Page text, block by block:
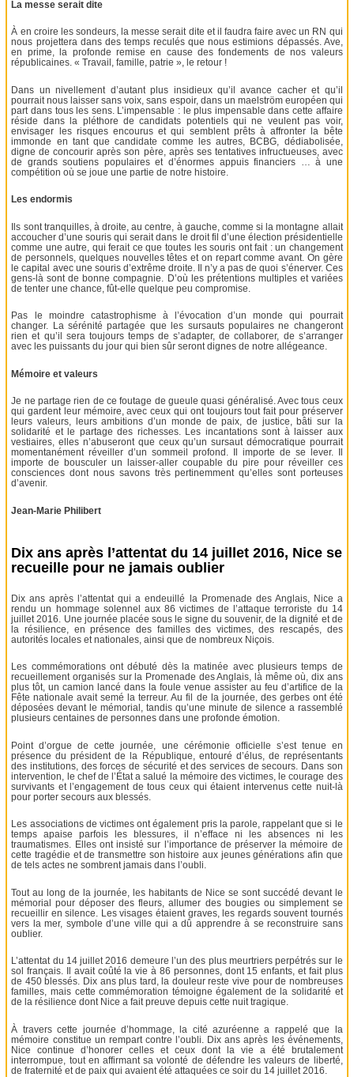
La messe serait dite
À en croire les sondeurs, la messe serait dite et il faudra faire avec un RN qui
nous projettera dans des temps reculés que nous estimions dépassés. Ave,
en prime, la profonde remise en cause des fondements de nos valeurs
républicaines. « Travail, famille, patrie », le retour !
Dans un nivellement d’autant plus insidieux qu’il avance cacher et qu’il
pourrait nous laisser sans voix, sans espoir, dans un maelström européen qui
part dans tous les sens. L’impensable : le plus impensable dans cette affaire
réside dans la pléthore de candidats potentiels qui ne veulent pas voir,
envisager les risques encourus et qui semblent prêts à affronter la bête
immonde en tant que candidate comme les autres, BCBG, dédiabolisée,
digne de concourir après son père, après ses tentatives infructueuses, avec
de grands soutiens populaires et d’énormes appuis financiers … à une
compétition où se joue une partie de notre histoire.
Les endormis
Ils sont tranquilles, à droite, au centre, à gauche, comme si la montagne allait
accoucher d’une souris qui serait dans le droit fil d’une élection présidentielle
comme une autre, qui ferait ce que toutes les souris ont fait : un changement
de personnels, quelques nouvelles têtes et on repart comme avant. On gère
le capital avec une souris d’extrême droite. Il n’y a pas de quoi s’énerver. Ces
gens-là sont de bonne compagnie. D’où les prétentions multiples et variées
de tenter une chance, fût-elle quelque peu compromise.
Pas le moindre catastrophisme à l’évocation d’un monde qui pourrait
changer. La sérénité partagée que les sursauts populaires ne changeront
rien et qu’il sera toujours temps de s’adapter, de collaborer, de s’arranger
avec les puissants du jour qui bien sûr seront dignes de notre allégeance.
Mémoire et valeurs
Je ne partage rien de ce foutage de gueule quasi généralisé. Avec tous ceux
qui gardent leur mémoire, avec ceux qui ont toujours tout fait pour préserver
leurs valeurs, leurs ambitions d’un monde de paix, de justice, bâti sur la
solidarité et le partage des richesses. Les incantations sont à laisser aux
vestiaires, elles n’abuseront que ceux qu’un sursaut démocratique pourrait
momentanément réveiller d’un sommeil profond. Il importe de se lever. Il
importe de bousculer un laisser-aller coupable du pire pour réveiller ces
consciences dont nous savons très pertinemment qu’elles sont porteuses
d’avenir.
Jean-Marie Philibert
Dix ans après l’attentat du 14 juillet 2016, Nice se
recueille pour ne jamais oublier
Dix ans après l’attentat qui a endeuillé la Promenade des Anglais, Nice a
rendu un hommage solennel aux 86 victimes de l’attaque terroriste du 14
juillet 2016. Une journée placée sous le signe du souvenir, de la dignité et de
la résilience, en présence des familles des victimes, des rescapés, des
autorités locales et nationales, ainsi que de nombreux Niçois.
Les commémorations ont débuté dès la matinée avec plusieurs temps de
recueillement organisés sur la Promenade des Anglais, là même où, dix ans
plus tôt, un camion lancé dans la foule venue assister au feu d’artifice de la
Fête nationale avait semé la terreur. Au fil de la journée, des gerbes ont été
déposées devant le mémorial, tandis qu’une minute de silence a rassemblé
plusieurs centaines de personnes dans une profonde émotion.
Point d’orgue de cette journée, une cérémonie officielle s’est tenue en
présence du président de la République, entouré d’élus, de représentants
des institutions, des forces de sécurité et des services de secours. Dans son
intervention, le chef de l’État a salué la mémoire des victimes, le courage des
survivants et l’engagement de tous ceux qui étaient intervenus cette nuit-là
pour porter secours aux blessés.
Les associations de victimes ont également pris la parole, rappelant que si le
temps apaise parfois les blessures, il n’efface ni les absences ni les
traumatismes. Elles ont insisté sur l’importance de préserver la mémoire de
cette tragédie et de transmettre son histoire aux jeunes générations afin que
de tels actes ne sombrent jamais dans l’oubli.
Tout au long de la journée, les habitants de Nice se sont succédé devant le
mémorial pour déposer des fleurs, allumer des bougies ou simplement se
recueillir en silence. Les visages étaient graves, les regards souvent tournés
vers la mer, symbole d’une ville qui a dû apprendre à se reconstruire sans
oublier.
L’attentat du 14 juillet 2016 demeure l’un des plus meurtriers perpétrés sur le
sol français. Il avait coûté la vie à 86 personnes, dont 15 enfants, et fait plus
de 450 blessés. Dix ans plus tard, la douleur reste vive pour de nombreuses
familles, mais cette commémoration témoigne également de la solidarité et
de la résilience dont Nice a fait preuve depuis cette nuit tragique.
À travers cette journée d’hommage, la cité azuréenne a rappelé que la
mémoire constitue un rempart contre l’oubli. Dix ans après les événements,
Nice continue d’honorer celles et ceux dont la vie a été brutalement
interrompue, tout en affirmant sa volonté de défendre les valeurs de liberté,
de fraternité et de paix qui avaient été attaquées ce soir du 14 juillet 2016.